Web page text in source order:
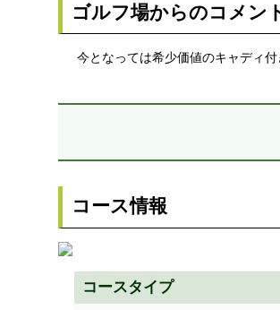
ゴルフ場からのコメン
今となっては希少価値のキャディ
コース情報
コースタイプ